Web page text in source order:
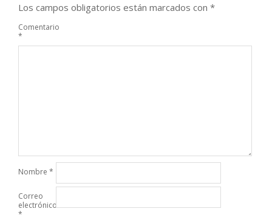
Los campos obligatorios están marcados con *
Comentario
*
Nombre *
Correo
electrónico
*